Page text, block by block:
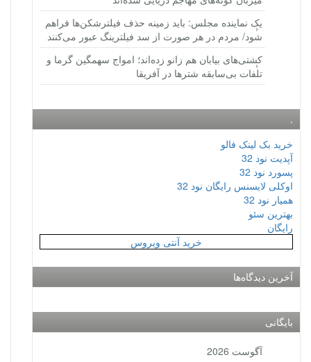
یک نماینده مجلس: باید زمینه حذف فیلترشکن‌ها فراهم
شود/ مردم در هر صورت از سد فیلترینگ عبور می‌کنند
کشتی‌های بیابان هم زانو زده‌اند؛ امواج سهمگین گرما و
تلفات بی‌سابقه شترها در آفریقا
.
خرید بک لینک فالو
آپدیت نود 32
پسورد نود 32
اوکلی لایسنس رایگان نود 32
همیار نود 32
بهترین سئو
رایگان
خرید آنتی ویروس
آخرین دیدگاه‌ها
بایگانی
آگوست 2026